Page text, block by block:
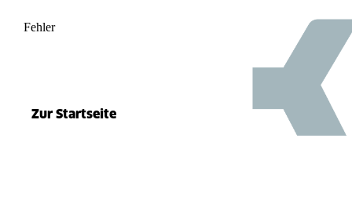
Fehler 500
Zur Startseite